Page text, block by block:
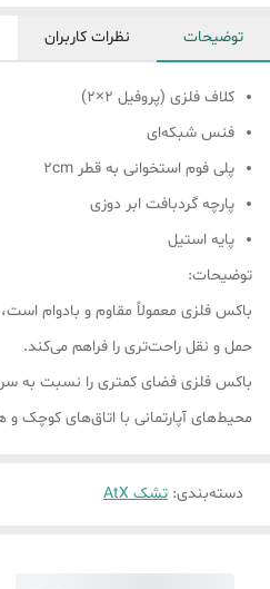
توضیحات نظرات کاربران
کلاف فلزی (پروفیل ۲×۲)
فنس شبکه‌ای
پلی فوم استخوانی به قطر ۲cm
پارچه گردبافت ابر دوزی
پایه استیل
توضیحات:
باکس فلزی معمولاً مقاوم و بادوام
حمل و نقل راحت‌تری را فراهم می‌کند.
باکس فلزی فضای کمتری را نسبت به
محیط‌های آپارتمانی با اتاق‌های کوچک
دسته‌بندی: تشک AtX